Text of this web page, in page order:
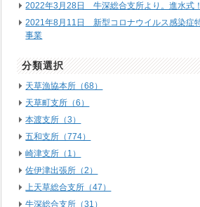
2022年3月28日 牛深総合支所より。進水式！
2021年8月11日 新型コロナウイルス感染症
事業
分類選択
天草漁協本所（68）
天草町支所（6）
本渡支所（3）
五和支所（774）
崎津支所（1）
佐伊津出張所（2）
上天草総合支所（47）
牛深総合支所（31）